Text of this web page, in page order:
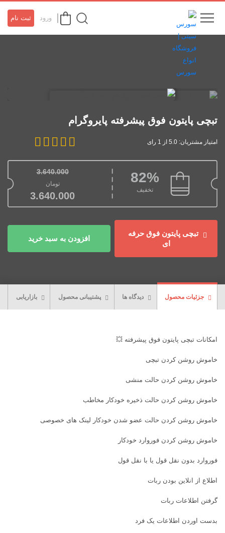
ورود ثبت نام
تبچی پایتون فوق پیشرفته پایروگرام
امتیاز مشتریان: 5.0 از 1 رای
82%
تخفیف
3.640.000
قیمت اصلی:تومان
3.640.000قیمت
تبچی پایتون فوق حرفه
ای
افزودن به سبد خرید
جزئیات محصول دیدگاه ها پشتیبانی محصول بازاریابی
امکانات تبچی پایتون فوق پیشرفته 💥
خاموش روشن کردن تبچی
خاموش روشن کردن حالت منشی
خاموش روشن کردن حالت ذخیره خودکار مخاطب
خاموش روشن کردن حالت عضو شدن خودکار لینک های خصوصی
خاموش روشن کردن فوروارد خودکار
فوروارد بدون نقل قول یا با نقل قول
اطلاع از انلاین بودن ربات
گرفتن اطلاعات ربات
بدست اوردن اطلاعات یک فرد